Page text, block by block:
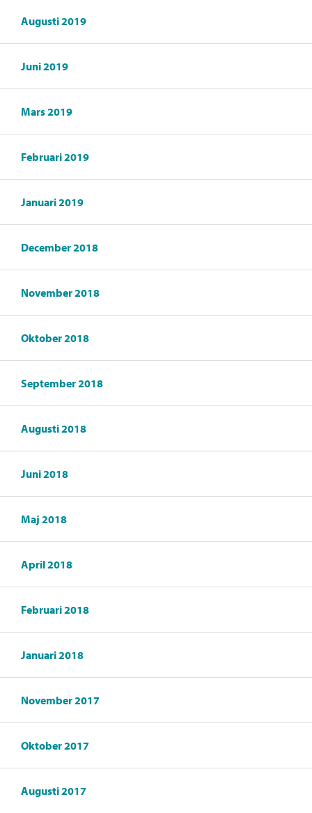
Augusti 2019
Juni 2019
Mars 2019
Februari 2019
Januari 2019
December 2018
November 2018
Oktober 2018
September 2018
Augusti 2018
Juni 2018
Maj 2018
April 2018
Februari 2018
Januari 2018
November 2017
Oktober 2017
Augusti 2017